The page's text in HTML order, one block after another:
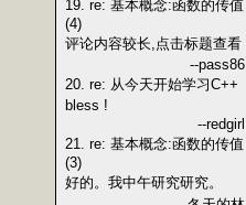
19. re: 基本概念:函数的传值
(4)
评论内容较长,点击标题查看
--pass86
20. re: 从今天开始学习C++
bless !
--redgirl
21. re: 基本概念:函数的传值
(3)
好的。我中午研究研究。